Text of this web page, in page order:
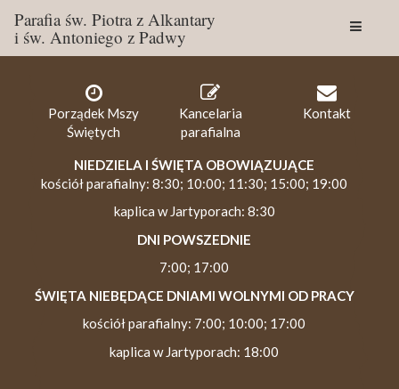
Parafia św. Piotra z Alkantary
i św. Antoniego z Padwy
Porządek Mszy
Świętych
Kancelaria
parafialna
Kontakt
NIEDZIELA I ŚWIĘTA OBOWIĄZUJĄCE
kościół parafialny: 8:30; 10:00; 11:30; 15:00; 19:00
kaplica w Jartyporach: 8:30
DNI POWSZEDNIE
7:00; 17:00
ŚWIĘTA NIEBĘDĄCE DNIAMI WOLNYMI OD PRACY
kościół parafialny: 7:00; 10:00; 17:00
kaplica w Jartyporach: 18:00